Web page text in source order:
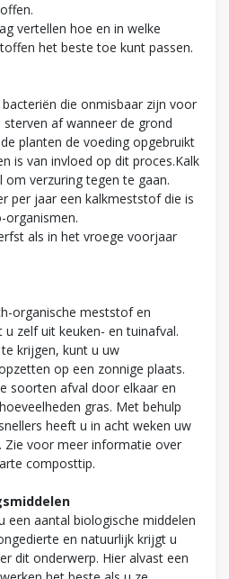
vertellen hoe en in welke
het beste toe kunt passen.
die onmisbaar zijn voor
af wanneer de grond
planten de voeding opgebruikt
is van invloed op dit proces.Kalk
verzuring tegen te gaan.
per jaar een kalkmeststof die is
organismen.
als in het vroege voorjaar
organische meststof en
zelf uit keuken- en tuinafval.
krijgen, kunt u uw
op een zonnige plaats.
soorten afval door elkaar en
gras. Met behulp
heeft u in acht weken uw
Zie voor meer informatie over
composttip.
een aantal biologische middelen
en natuurlijk krijgt u
dit onderwerp. Hier alvast een